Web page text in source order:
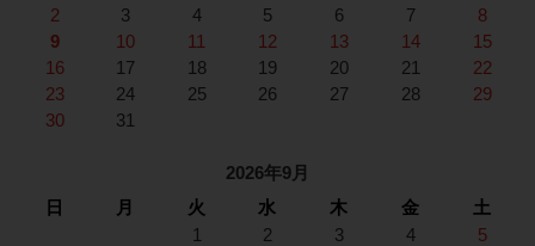
2
3 4 5 6 7
8
9
10 11 12 13 14
15
16
17 18 19 20 21
22
23
24 25 26 27 28
29
30
31
2026年9月
日
月 火 水 木 金
土
1
2 3 4
5